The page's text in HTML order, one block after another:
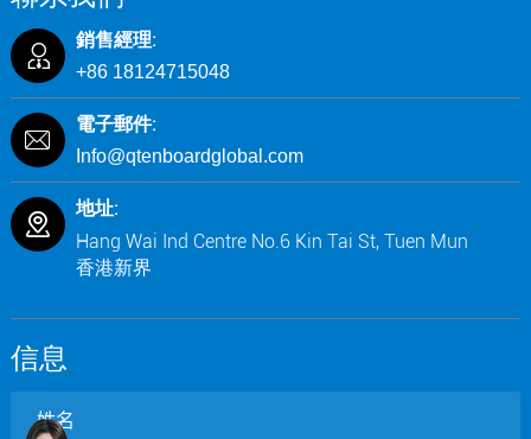
銷售經理:
+86 18124715048
電子郵件:
Info@qtenboardglobal.com
地址:
Hang Wai Ind Centre No.6 Kin Tai St, Tuen Mun
香港新界
信息